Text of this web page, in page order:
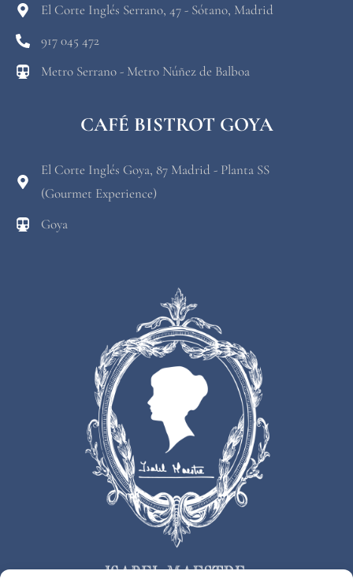
El Corte Inglés Serrano, 47 - Sótano, Madrid
917 045 472
Metro Serrano - Metro Núñez de Balboa
CAFÉ BISTROT GOYA
El Corte Inglés Goya, 87 Madrid - Planta SS
(Gourmet Experience)
Goya